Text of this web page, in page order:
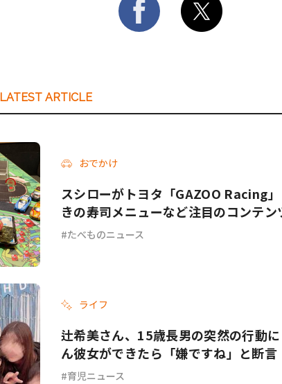
LATEST ARTICLE
おでかけ
スシローがトヨタ「GAZOO Racing
きの寿司メニューなど注目のコンテン
たべものニュース
ライフ
辻希美さん、15歳長男の突然の行動
ん彼女ができたら「嫌ですね」と断言
育児ニュース